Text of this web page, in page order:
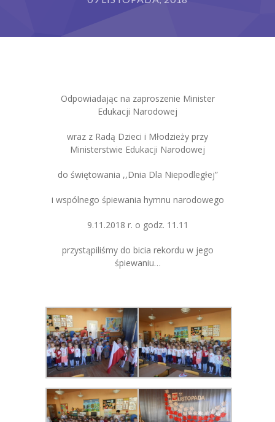
BIP
Odpowiadając na zaproszenie Minister
Edukacji Narodowej
wraz z Radą Dzieci i Młodzieży przy
Ministerstwie Edukacji Narodowej
do świętowania ,,Dnia Dla Niepodległej”
i wspólnego śpiewania hymnu narodowego
9.11.2018 r. o godz. 11.11
przystąpiliśmy do bicia rekordu w jego
śpiewaniu…